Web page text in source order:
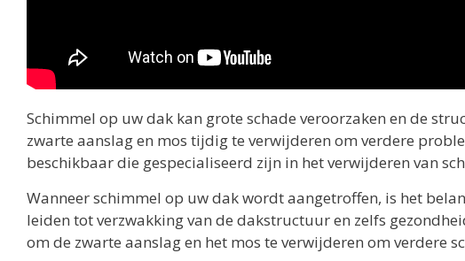
Schimmel op uw dak kan grote schade veroorzaken en de
zwarte aanslag en mos tijdig te verwijderen om verdere
beschikbaar die gespecialiseerd zijn in het verwijderen van
Wanneer schimmel op uw dak wordt aangetroffen, is het
leiden tot verzwakking van de dakstructuur en zelfs
om de zwarte aanslag en het mos te verwijderen om verdere